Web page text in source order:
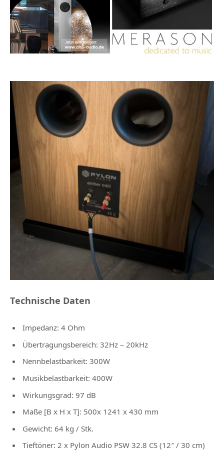
Technische Daten
Impedanz: 4 Ohm
Übertragungsbereich: 32Hz – 20kHz
Nennbelastbarkeit: 300W
Musikbelastbarkeit: 400W
Wirkungsgrad: 97 dB
Maße [B x H x T]: 500x 1241 x 430 mm
Gewicht: 64 kg / Stk.
Tieftöner: 2 x Pylon Audio PSW 32.8 CS (12″ / 30 cm)